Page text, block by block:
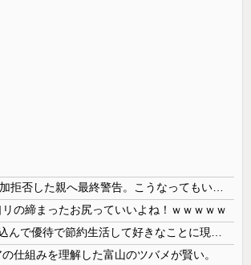
リの締まったお尻っていいよね！ｗｗｗｗｗ
の仕組みを理解した富山のツバメが賢い。